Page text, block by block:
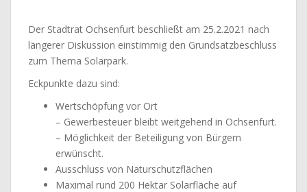
Der Stadtrat Ochsenfurt beschließt am 25.2.2021 nach
längerer Diskussion einstimmig den Grundsatzbeschluss
zum Thema Solarpark.
Eckpunkte dazu sind:
Wertschöpfung vor Ort
– Gewerbesteuer bleibt weitgehend in Ochsenfurt.
– Möglichkeit der Beteiligung von Bürgern
erwünscht.
Ausschluss von Naturschutzflächen
Maximal rund 200 Hektar Solarfläche auf